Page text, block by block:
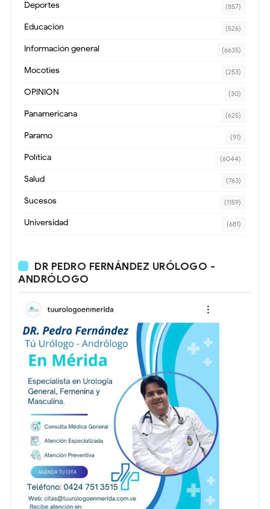
Deportes (857)
Educación (526)
Información general (6635)
Mocoties (253)
OPINION (30)
Panamericana (625)
Paramo (91)
Política (6044)
Salud (763)
Sucesos (1159)
Universidad (681)
DR PEDRO FERNÁNDEZ URÓLOGO -
ANDRÓLOGO